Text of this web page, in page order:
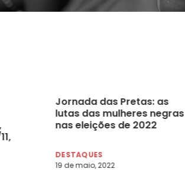
Jornada das Pretas: as
lutas das mulheres negras
nas eleições de 2022
DESTAQUES
19 de maio, 2022